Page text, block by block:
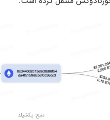
منبع: پکشیلد